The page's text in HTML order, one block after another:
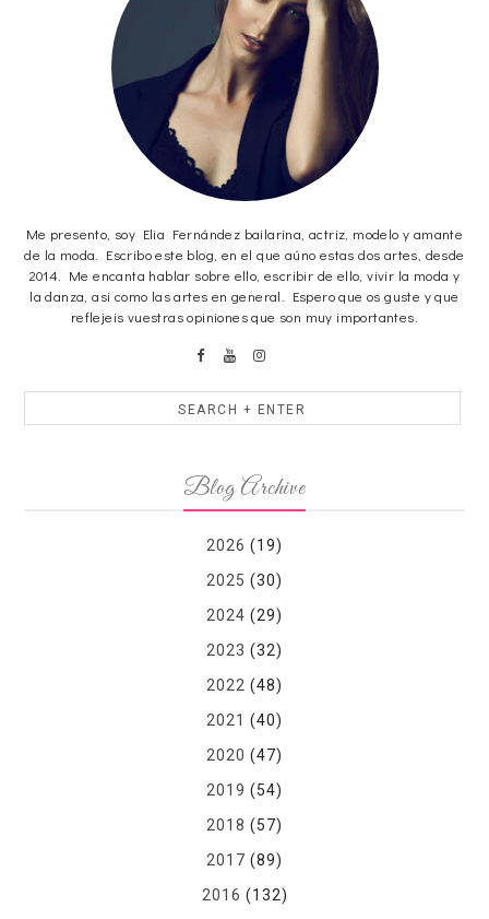
Me presento, soy Elia Fernández bailarina, actriz, modelo y amante
de la moda. Escribo este blog, en el que aúno estas dos artes, desde
2014. Me encanta hablar sobre ello, escribir de ello, vivir la moda y
la danza, asi como las artes en general. Espero que os guste y que
reflejeis vuestras opiniones que son muy importantes.
Blog Archive
2026 (19)
2025 (30)
2024 (29)
2023 (32)
2022 (48)
2021 (40)
2020 (47)
2019 (54)
2018 (57)
2017 (89)
2016 (132)